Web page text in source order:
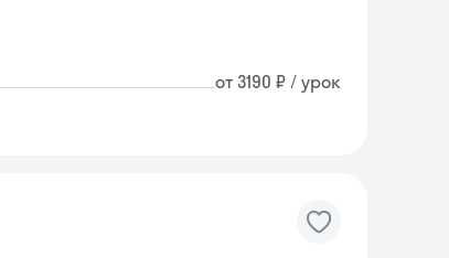
от 3190 ₽ / урок